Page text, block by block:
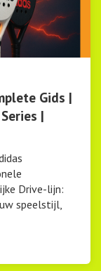
Gids |
|
Drive-lijn:
speelstijl,